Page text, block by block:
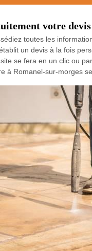
votre
toutes les
un devis à la fois
se fera en un clic ou
à Romanel-sur-morges